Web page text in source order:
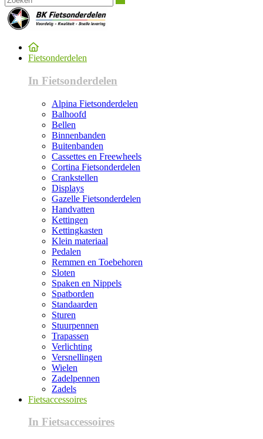
Fietsonderdelen
In Fietsonderdelen
Alpina Fietsonderdelen
Balhoofd
Bellen
Binnenbanden
Buitenbanden
Cassettes en Freewheels
Cortina Fietsonderdelen
Crankstellen
Displays
Gazelle Fietsonderdelen
Handvatten
Kettingen
Kettingkasten
Klein materiaal
Pedalen
Remmen en Toebehoren
Sloten
Spaken en Nippels
Spatborden
Standaarden
Sturen
Stuurpennen
Trapassen
Verlichting
Versnellingen
Wielen
Zadelpennen
Zadels
Fietsaccessoires
In Fietsaccessoires